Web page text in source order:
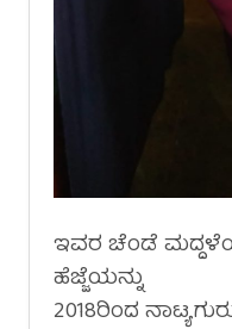
ಇವರ ಚೆಂಡೆ
ಹೆಜ್ಜೆಯನ್ನು
2018ರಿಂದ